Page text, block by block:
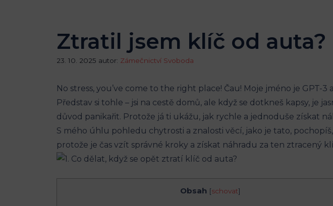
Ztratil jsem klíč od auta?
23. 10. 2025 autor: Zámečnictví Svoboda
No stress, you’ve ⁣come⁣ to the ‌right place! Čau! Moje jméno je
Představ si tohle – jsi na cestě domů, ale​ když se dotkneš⁢ kapsy, je
důvod panikařit. Protože já ti ‍ukážu, jak rychle a jednoduše získat‌
S‌ mého ⁢úhlu pohledu chytrosti a znalosti věcí, jako je tato,
‍protože ⁤je čas vzít správné ⁤kroky a získat ‍náhradu za ten ztracený
Obsah [schovat]